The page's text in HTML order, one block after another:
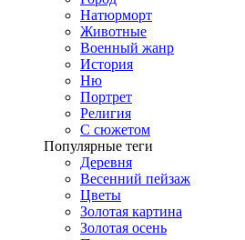
Натюрморт
Животные
Военный жанр
История
Ню
Портрет
Религия
С сюжетом
Популярные теги
Деревня
Весенний пейзаж
Цветы
Золотая картина
Золотая осень